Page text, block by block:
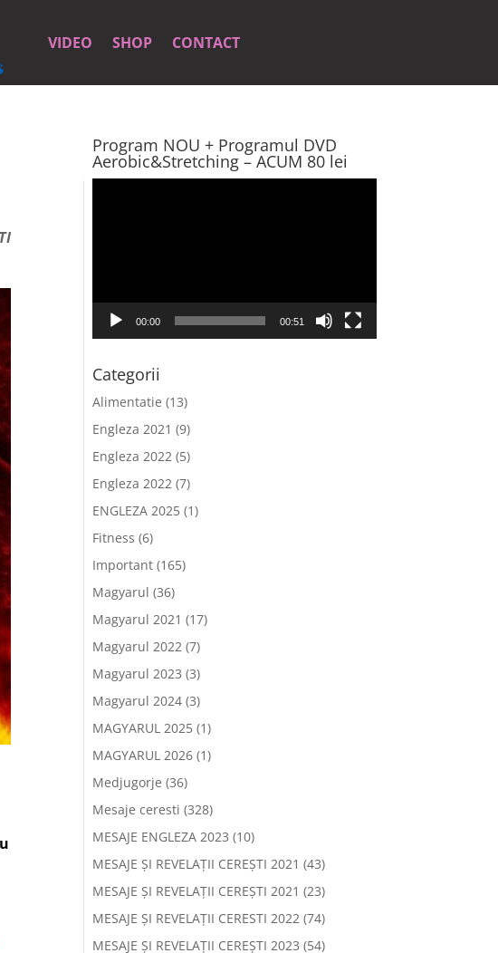
VIDEO SHOP CONTACT
Program NOU + Programul DVD
Aerobic&Stretching – ACUM 80 lei
00:00 00:51
Categorii
Alimentatie (13)
Engleza 2021 (9)
Engleza 2022 (5)
Engleza 2022 (7)
ENGLEZA 2025(1)
Fitness (6)
Important(165)
Magyarul (36)
Magyarul 2021 (17)
Magyarul 2022 (7)
Magyarul 2023 (3)
Magyarul 2024(3)
MAGYARUL 2025(1)
MAGYARUL 2026(1)
Medjugorje (36)
Mesaje ceresti (328)
MESAJE ENGLEZA 2023 (10)
MESAJE ȘI REVELAȚII CEREȘTI 2021 (43)
MESAJE ȘI REVELAȚII CEREȘTI 2021 (23)
MESAJE ȘI REVELAȚII CERESTI 2022 (74)
MESAJE ȘI REVELAȚII CEREȘTI 2023 (54)